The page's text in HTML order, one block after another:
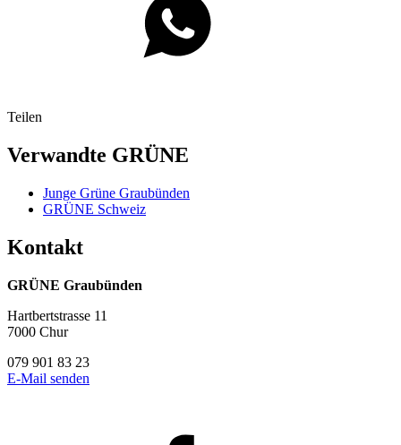
Teilen
Verwandte GRÜNE
Junge Grüne Graubünden
GRÜNE Schweiz
Kontakt
GRÜNE Graubünden
Hartbertstrasse 11
7000 Chur
079 901 83 23
E-Mail senden